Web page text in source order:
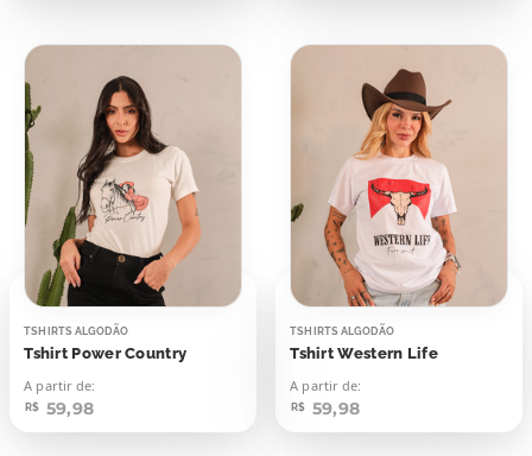
TSHIRTS ALGODÃO
Tshirt Power Country
A partir de:
R$ 59,98
TSHIRTS ALGODÃO
Tshirt Western Life
A partir de:
R$ 59,98